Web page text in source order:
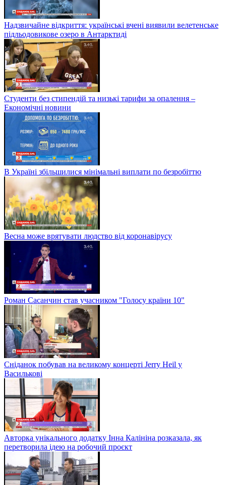
Надзвичайне відкриття: українські вчені виявили велетенське
підльодовикове озеро в Антарктиді
Студенти без стипендій та низькі тарифи за опалення –
Економічні новини
В Україні збільшилися мінімальні виплати по безробіттю
Весна може врятувати людство від коронавірусу
Роман Сасанчин став учасником "Голосу країни 10"
Сніданок побував на великому концерті Jerry Heil у
Василькові
Авторка унікального додатку Інна Калініна розказала, як
перетворила ідею на робочий проєкт